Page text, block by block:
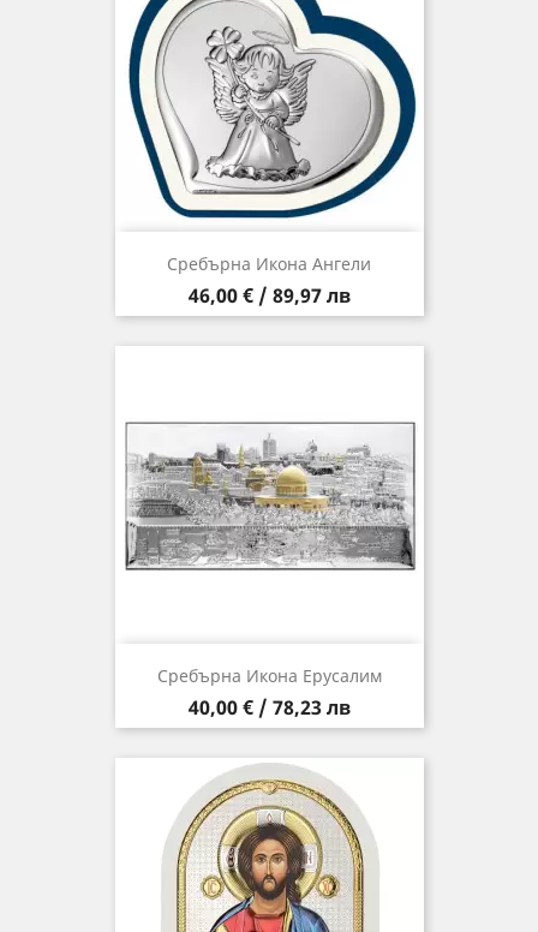
Сребърна Икона Ангели
Цена
46,00 € / 89,97 лв
Сребърна Икона Ерусалим
Цена
40,00 € / 78,23 лв